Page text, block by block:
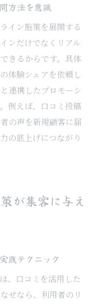
方法を意識
イン施策を展開する
ンだけでなくリアル
きるからです。具体
体験シェアを依頼し
連携したプロモーシ
例えば、口コミ投稿
の声を新規顧客に届
の底上げにつながり
が集客に与え
践テクニック
、口コミを活用した
ぜなら、利用者のリ